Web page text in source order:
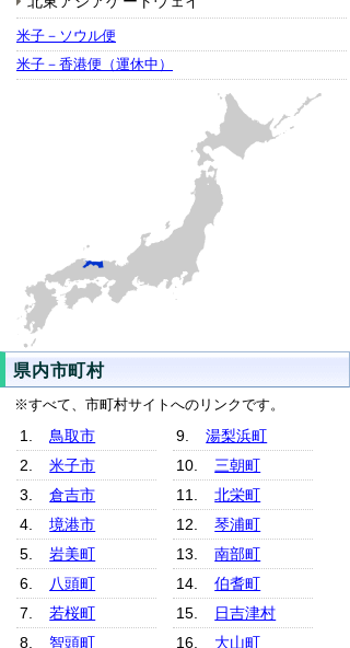
米子－ソウル便
米子－香港便（運休中）
県内市町村
※すべて、市町村サイトへのリンクです。
鳥取市
米子市
倉吉市
境港市
岩美町
八頭町
若桜町
智頭町
湯梨浜町
三朝町
北栄町
琴浦町
南部町
伯耆町
日吉津村
大山町